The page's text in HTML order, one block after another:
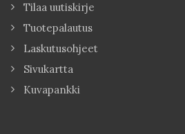
Tilaa uutiskirje
Tuotepalautus
Laskutusohjeet
Sivukartta
Kuvapankki